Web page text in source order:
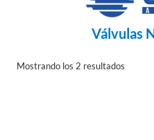
Válvulas
Mostrando los 2 resultados